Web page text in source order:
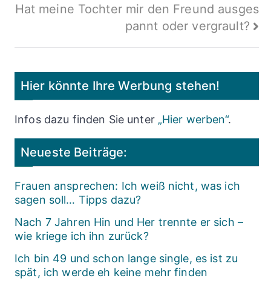
Hat meine Tochter mir den Freund ausges
pannt oder vergrault?
Hier könnte Ihre Werbung stehen!
Infos dazu finden Sie unter „Hier werben“.
Neueste Beiträge:
Frauen ansprechen: Ich weiß nicht, was ich
sagen soll… Tipps dazu?
Nach 7 Jahren Hin und Her trennte er sich –
wie kriege ich ihn zurück?
Ich bin 49 und schon lange single, es ist zu
spät, ich werde eh keine mehr finden